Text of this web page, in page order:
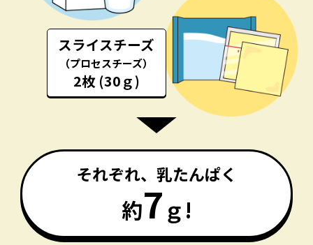
スライスチーズ
（プロセスチーズ）
2枚 (30ｇ)
それぞれ、乳たんぱく
約7 ｇ!